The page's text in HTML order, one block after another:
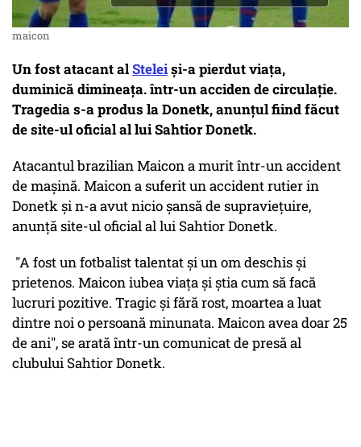
maicon
Un fost atacant alSteleiși-a pierdut viața,
duminică dimineața. într-un acciden de circulație.
Tragedia s-a produs la Donetk, anunțul fiind făcut
de site-ul oficial al lui Sahtior Donetk.
Atacantul brazilian Maicon a murit într-un accident
de maşină. Maicon a suferit un accident rutier in
Donetk și n-a avut nicio șansă de supraviețuire,
anunță site-ul oficial al lui Sahtior Donetk.
"A fost un fotbalist talentat și un om deschis și
prietenos. Maicon iubea viața și știa cum să facă
lucruri pozitive. Tragic și fără rost, moartea a luat
dintre noi o persoană minunata. Maicon avea doar 25
de ani", se arată într-un comunicat de presă al
clubului Sahtior Donetk.